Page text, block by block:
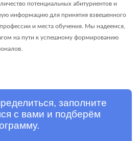
потенциальных абитуриентов и
информацию для принятия взвешенного
и места обучения. Мы надеемся,
на пути к успешному формированию
заполните
с вами и подберём